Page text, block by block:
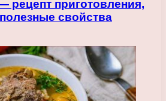
рецепт приготовления,
свойства